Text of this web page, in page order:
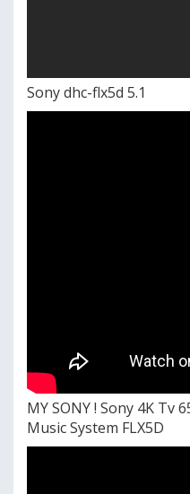
Sony dhc-flx5d 5.1
MY SONY ! Sony 4K Tv
Music System FLX5D